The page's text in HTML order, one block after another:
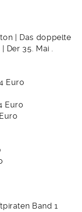
| Das doppelte
Der 35. Mai .
Euro
Euro
Band 1